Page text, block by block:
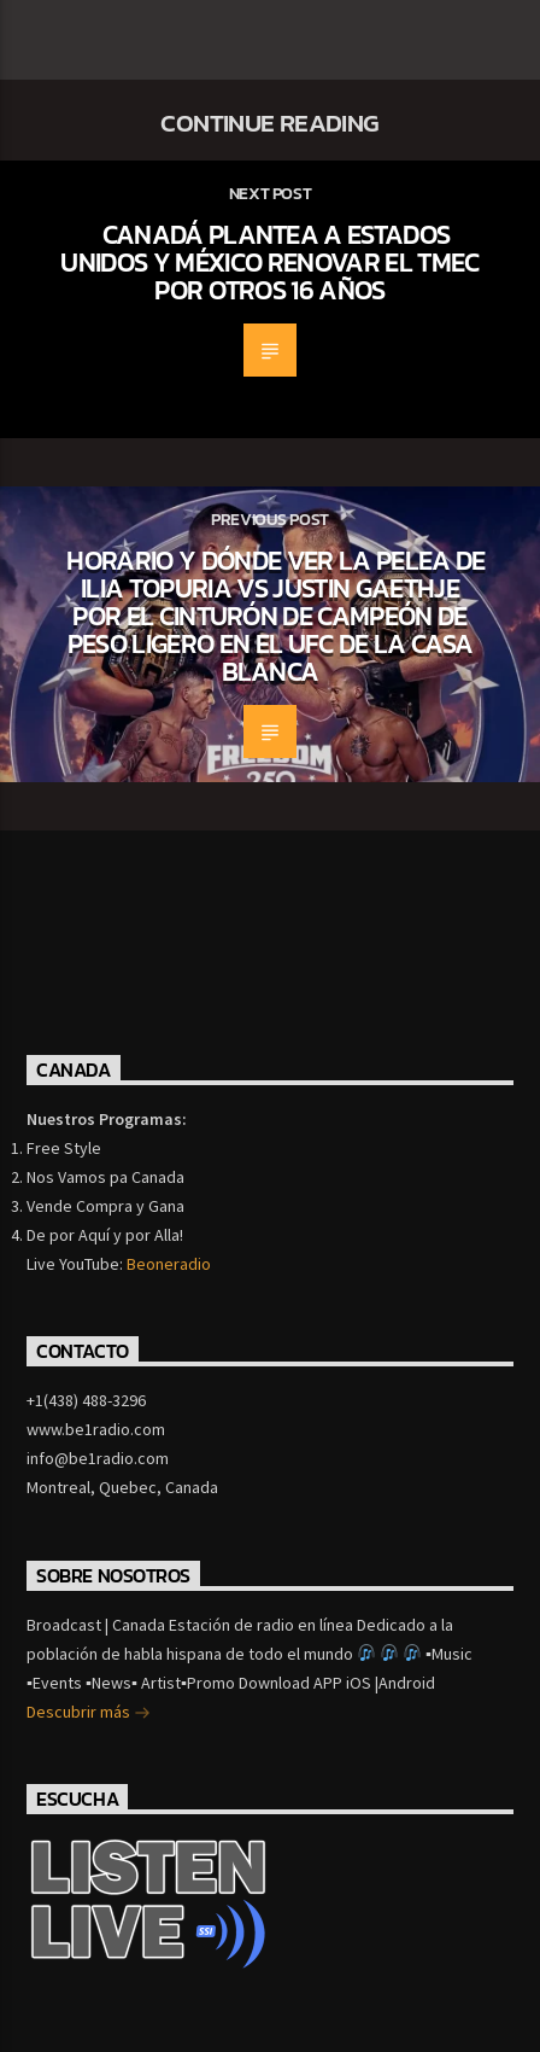
CONTINUE READING
NEXT POST
CANADÁ PLANTEA A ESTADOS
UNIDOS Y MÉXICO RENOVAR EL TMEC
POR OTROS 16 AÑOS
PREVIOUS POST
HORARIO Y DÓNDE VER LA PELEA DE
ILIA TOPURIA VS JUSTIN GAETHJE
POR EL CINTURÓN DE CAMPEÓN DE
PESO LIGERO EN EL UFC DE LA CASA
BLANCA
CANADA
Nuestros Programas:
Free Style
Nos Vamos pa Canada
Vende Compra y Gana
De por Aquí y por Alla!
Live YouTube:Beoneradio
CONTACTO
+1(438) 488-3296
www.be1radio.com
info@be1radio.com
Montreal, Quebec, Canada
SOBRE NOSOTROS
Broadcast | Canada Estación de radio en línea Dedicado a la
población de habla hispana de todo el mundo
▪Music
▪Events ▪News▪ Artist▪Promo Download APP iOS |Android
Descubrir más
ESCUCHA